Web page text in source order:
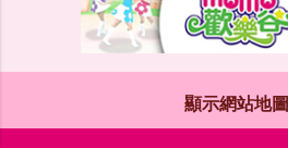
顯示網站地圖